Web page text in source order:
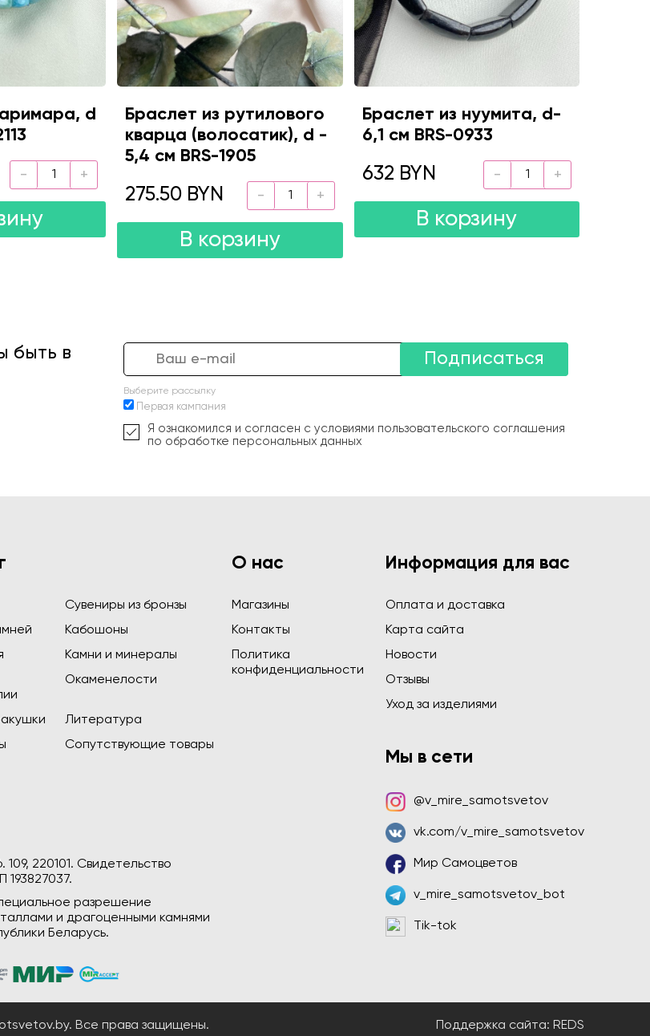
d
Браслет из рутилового
кварца (волосатик), d -
5,4 см BRS-1905
275.50 BYN
В корзину
Браслет из нуумита, d-
6,1 см BRS-0933
632 BYN
В корзину
быть в
Подписаться
Выберите рассылку
Первая кампания
Я ознакомился и согласен с условиями пользовательского соглашения
по обработке персональных данных
Сувениры из бронзы
Кабошоны
Камни и минералы
Окаменелости
Литература
Сопутствующие товары
109, 220101. Свидетельство
193827037.
разрешение
и драгоценными камнями
Беларусь.
О нас
Магазины
Контакты
Политика
конфиденциальности
Информация для вас
Оплата и доставка
Карта сайта
Новости
Отзывы
Уход за изделиями
Мы в сети
@v_mire_samotsvetov
vk.com/v_mire_samotsvetov
Мир Самоцветов
v_mire_samotsvetov_bot
Tik-tok
Все права защищены. Поддержка сайта: REDS